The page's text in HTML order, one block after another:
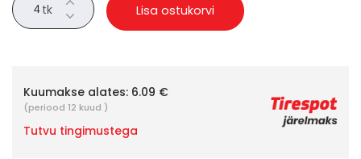
tk Lisa ostukorvi
Kuumakse alates: 6.09 €
(periood 12 kuud )
Tutvu tingimustega